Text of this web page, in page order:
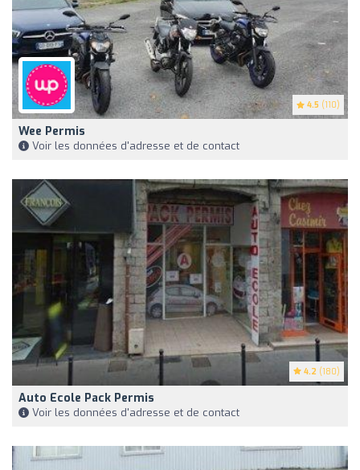
4.5 (110)
Wee Permis
Voir les données d'adresse et de contact
4.2 (180)
Auto Ecole Pack Permis
Voir les données d'adresse et de contact